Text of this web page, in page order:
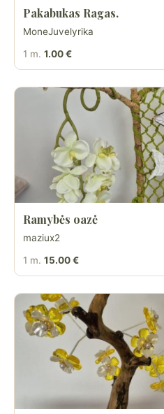
Pakabukas Ragas.
MoneJuvelyrika
1 m. 1.00 €
Ramybės oazė
maziux2
1 m. 15.00 €